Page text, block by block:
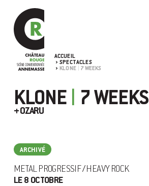
ACCUEIL
SPECTACLES
KLONE 7 WEEKS
KLONE 7 WEEKS
+ OZARU
ARCHIVÉ
METAL PROGRESSIF / HEAVY ROCK
LE 8 OCTOBRE